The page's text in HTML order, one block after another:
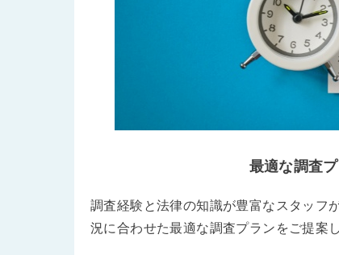
最適な調査
調査経験と法律の知識が豊富なスタッフ
況に合わせた最適な調査プランをご提案し